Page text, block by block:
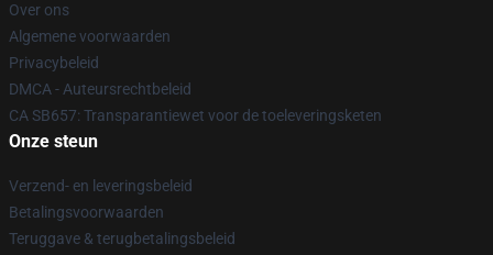
Over ons
Algemene voorwaarden
Privacybeleid
DMCA - Auteursrechtbeleid
CA SB657: Transparantiewet voor de toeleveringsketen
Onze steun
Verzend- en leveringsbeleid
Betalingsvoorwaarden
Teruggave & terugbetalingsbeleid